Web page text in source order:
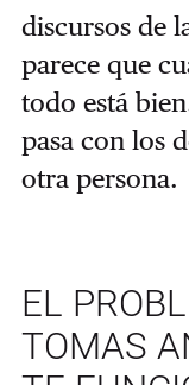
discursos de
parece que
todo está
pasa con los
otra persona.
EL
TOMAS